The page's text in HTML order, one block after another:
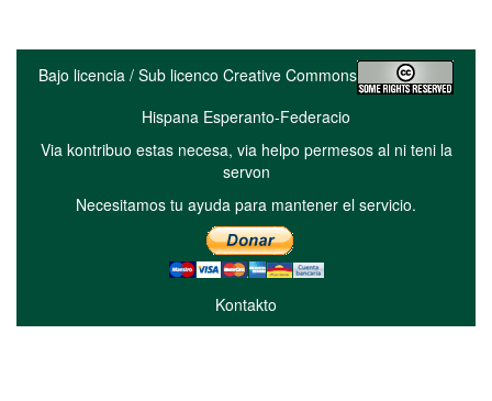
Bajo licencia / Sub licenco Creative Commons
Hispana Esperanto-Federacio
Via kontribuo estas necesa, via helpo permesos al ni teni la
servon
Necesitamos tu ayuda para mantener el servicio.
Kontakto